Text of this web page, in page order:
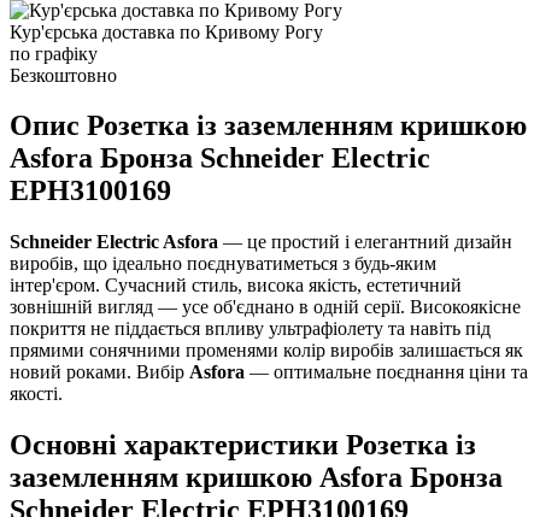
Кур'єрська доставка по Кривому Рогу
по графіку
Безкоштовно
Опис Розетка із заземленням кришкою
Asfora Бронза Schneider Electric
EPH3100169
Schneider Electric Asfora — це простий і елегантний дизайн
виробів, що ідеально поєднуватиметься з будь-яким
інтер'єром. Сучасний стиль, висока якість, естетичний
зовнішній вигляд — усе об'єднано в одній серії. Високоякісне
покриття не піддається впливу ультрафіолету та навіть під
прямими сонячними променями колір виробів залишається як
новий роками. Вибір Asfora — оптимальне поєднання ціни та
якості.
Основні характеристики Розетка із
заземленням кришкою Asfora Бронза
Schneider Electric EPH3100169